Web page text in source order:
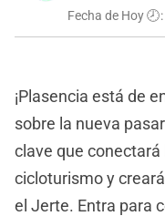
Fecha de Hoy 🕗:
¡Plasencia está de
sobre la nueva
clave que
cicloturismo y
el Jerte. Entra para